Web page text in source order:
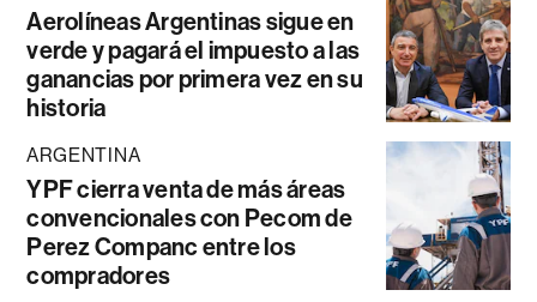
Aerolíneas Argentinas sigue en
verde y pagará el impuesto a las
ganancias por primera vez en su
historia
ARGENTINA
YPF cierra venta de más áreas
convencionales con Pecom de
Perez Companc entre los
compradores